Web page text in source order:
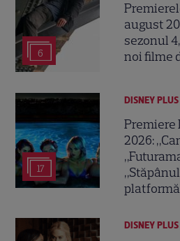
6
august
sezonul
noi filme
17
DISNEY PLUS
Premiere
2026:
platformă
DISNEY PLUS